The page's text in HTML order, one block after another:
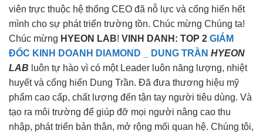
viên trực thuộc hệ thống CEO đã nỗ lực và cống hiến hết
mình cho sự phát triển trường tồn. Chúc mừng Chúng ta!
Chúc mừng HYEON LAB! VINH DANH: TOP 2 GIÁM
ĐỐC KINH DOANH DIAMOND _ DUNG TRẦN HYEON
LAB luôn tự hào vì có một Leader luôn năng lượng, nhiệt
huyết và cống hiến Dung Trần. Đã đưa thương hiệu mỹ
phẩm cao cấp, chất lượng đến tận tay người tiêu dùng. Và
tạo ra môi trường để giúp đỡ mọi người nâng cao thu
nhập, phát triển bản thân, mở rộng mối quan hệ. Chúng tôi,